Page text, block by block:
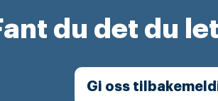
du det du
Gi oss